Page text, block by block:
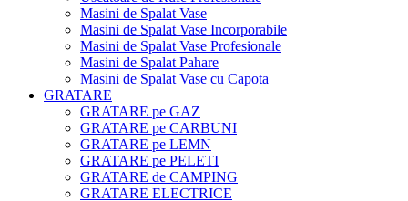
Masini de Spalat Vase
Masini de Spalat Vase Incorporabile
Masini de Spalat Vase Profesionale
Masini de Spalat Pahare
Masini de Spalat Vase cu Capota
GRATARE
GRATARE pe GAZ
GRATARE pe CARBUNI
GRATARE pe LEMN
GRATARE pe PELETI
GRATARE de CAMPING
GRATARE ELECTRICE